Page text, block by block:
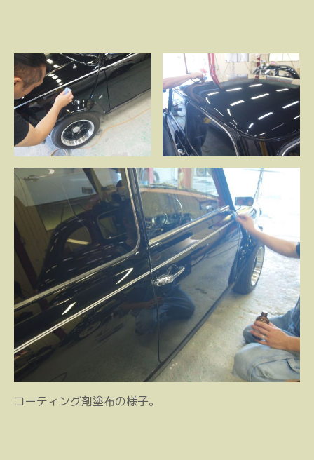
コーティング剤塗布の様子。